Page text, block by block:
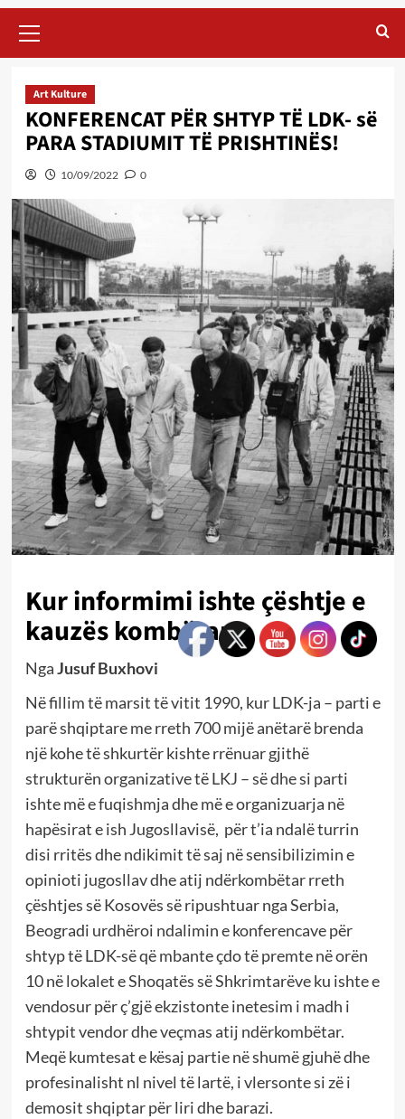
Menu
Art Kulture
KONFERENCAT PËR SHTYP TË LDK- së
PARA STADIUMIT TË PRISHTINËS!
10/09/2022 0
Kur informimi ishte çështje e
kauzës kombëtare
NgaJusuf Buxhovi
Në fillim të marsit të vitit 1990, kur LDK-ja – parti e
parë shqiptare me rreth 700 mijë anëtarë brenda
një kohe të shkurtër kishte rrënuar gjithë
strukturën organizative të LKJ – së dhe si parti
ishte më e fuqishmja dhe më e organizuarja në
hapësirat e ish Jugosllavisë, për t’ia ndalë turrin
disi rritës dhe ndikimit të saj në sensibilizimin e
opinioti jugosllav dhe atij ndërkombëtar rreth
çështjes së Kosovës së ripushtuar nga Serbia,
Beogradi urdhëroi ndalimin e konferencave për
shtyp të LDK-së që mbante çdo të premte në orën
10 në lokalet e Shoqatës së Shkrimtarëve ku ishte e
vendosur për ç’gjë ekzistonte inetesim i madh i
shtypit vendor dhe veçmas atij ndërkombëtar.
Meqë kumtesat e kësaj partie në shumë gjuhë dhe
profesinalisht nl nivel të lartë, i vlersonte si zë i
demosit shqiptar për liri dhe barazi.